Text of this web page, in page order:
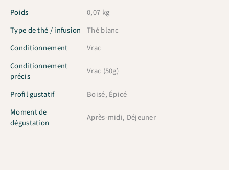
Poids
0,07 kg
Type de thé / infusion
Thé blanc
Conditionnement
Vrac
Conditionnement
précis
Vrac (50g)
Profil gustatif
Boisé, Épicé
Moment de
dégustation
Après-midi, Déjeuner